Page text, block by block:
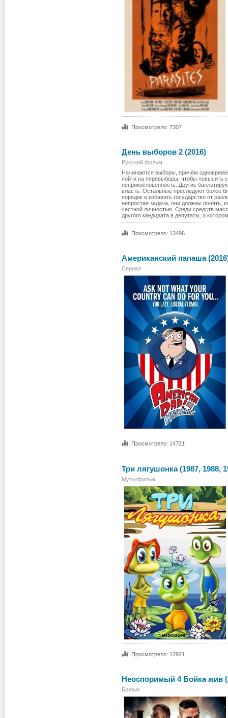
Просмотрело: 7307
День выборов 2 (2016)
Русский фильм
Начинаются выборы, причём
пойти на перевыборы, чтобы повысить
неприкосновенность. Другие
власть. Остальные преследуют более
порядок и избавить государство от
непростая задача, они должны понять,
честной личностью. Среди средств
другого кандидата в депутаты, о
Просмотрело: 13496
Американский папаша
Сериал
Просмотрело: 14721
Три лягушонка (1987, 1988,
Мультфильм
Просмотрело: 12921
Неоспоримый 4 Бойка жив
Боевик